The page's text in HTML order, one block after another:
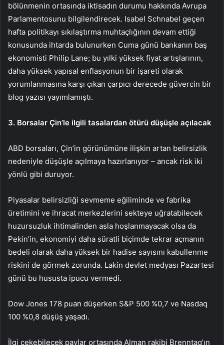
bölünmenin ortasında iktisadın durumu hakkında Avrupa
Parlamentosunu bilgilendirecek. Isabel Schnabel geçen
hafta politikayı sıkılaştırma muhtaçlığının devam ettiği
konusunda ihtarda bulunurken Cuma günü bankanın baş
ekonomisti Philip Lane; bu yılki yüksek fiyat artışlarının,
daha yüksek yapısal enflasyonun bir işareti olarak
yorumlanmasına karşı çıkan çarpıcı derecede güvercin bir
blog yazısı yayımlamıştı.
3. Borsalar Çin’le ilgili tasalardan ötürü düşüşle açılacak
ABD borsaları, Çin’in görünümüne ilişkin artan belirsizlik
nedeniyle düşüşle açılmaya hazırlanıyor – ancak risk iki
yönlü gibi duruyor.
Piyasalar belirsizliği sevmeme eğiliminde ve fabrika
üretimini ve ihracat merkezlerini sekteye uğratabilecek
huzursuzluk ihtimalinden asla hoşlanmayacak olsa da
Pekin’in, ekonomiyi daha süratli biçimde tekrar açmanın
bedeli olarak daha yüksek bir hadise sayısını kabullenme
riskini de görmek zorunda. Lakin devlet medyası Pazartesi
günü bu hususta ipucu vermedi.
Dow Jones 178 puan düşerken S&P 500 %0,7 ve Nasdaq
100 %0,8 düşüş yaşadı.
İlgi çekebilecek paylar ortasında Alman rakibi Brenntag’ın